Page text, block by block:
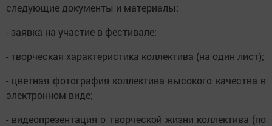
следующие документы и материалы:
- заявка на участие в фестивале;
- творческая характеристика коллектива (на один лист);
- цветная фотография коллектива высокого качества в
электронном виде;
- видеопрезентация о творческой жизни коллектива (по